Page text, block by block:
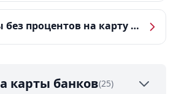
Микрозаймы без процентов на карту — ТОП-10 за 2026 год
карты банков(25)